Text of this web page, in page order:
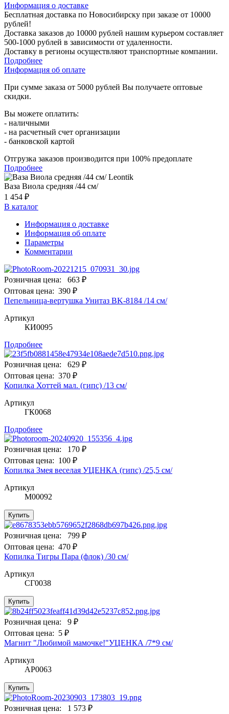
Информация о доставке
Бесплатная доставка по Новосибирску при заказе от 10000
рублей!
Доставка заказов до 10000 рублей нашим курьером составляет
500-1000 рублей в зависимости от удаленности.
Доставку в регионы осуществляют транспортные компании.
Подробнее
Информация об оплате
При сумме заказа от 5000 рублей Вы получаете оптовые
скидки.
Вы можете оплатить:
- наличными
- на расчетный счет организации
- банковской картой
Отгрузка заказов производится при 100% предоплате
Подробнее
Ваза Виола средняя /44 см/
1 454 ₽
В каталог
Информация о доставке
Информация об оплате
Параметры
Комментарии
Розничная цена:
663 ₽
Оптовая цена: 390 ₽
Пепельница-вертушка Унитаз BK-8184 /14 см/
Артикул
КИ0095
Подробнее
Розничная цена:
629 ₽
Оптовая цена: 370 ₽
Копилка Хоттей мал. (гипс) /13 см/
Артикул
ГК0068
Подробнее
Розничная цена:
170 ₽
Оптовая цена: 100 ₽
Копилка Змея веселая УЦЕНКА (гипс) /25,5 см/
Артикул
М00092
Купить
Розничная цена:
799 ₽
Оптовая цена: 470 ₽
Копилка Тигры Пара (флок) /30 см/
Артикул
СГ0038
Купить
Розничная цена:
9 ₽
Оптовая цена: 5 ₽
Магнит "Любимой мамочке!"УЦЕНКА /7*9 см/
Артикул
АР0063
Купить
Розничная цена:
1 573 ₽